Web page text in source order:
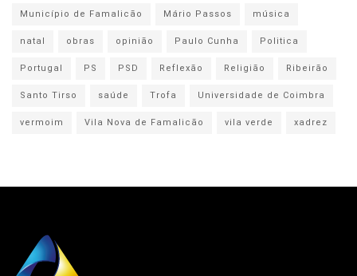
Município de Famalicão
Mário Passos
música
natal
obras opinião Paulo Cunha
Politica
Portugal
PS PSD Reflexão Religião
Ribeirão
Santo Tirso
saúde Trofa
Universidade de Coimbra
vermoim
Vila Nova de Famalicão vila verde xadrez